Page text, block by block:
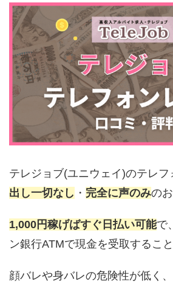
テレジョブ(ユニウェイ)のテレフ
出し一切なし ・ 完全に声のみの
1,000円稼げばすぐ日払い可能で
ン銀行ATMで現金を受取するこ
顔バレや身バレの危険性が低く